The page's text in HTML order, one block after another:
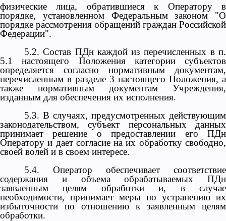
физические лица, обратившиеся к Операторув
порядке, установленном Федеральным законом "О
порядке рассмотрения обращений граждан Российской
Федерации".
5.2. Состав ПДн каждой из перечисленных в п.
5.1 настоящего Положения категории субъектов
определяется согласно нормативным документам,
перечисленным в разделе 3 настоящего Положения, а
также нормативным документам Учреждения,
изданным для обеспечения их исполнения.
5.3. В случаях, предусмотренных действующим
законодательством, субъект персональных данных
принимает решение о предоставлении его ПДн
Оператору и дает согласие на их обработку свободно,
своей волей и в своем интересе.
5.4. Оператор обеспечивает соответствие
содержания и объема обрабатываемых ПДн
заявленным целям обработки и, в случае
необходимости, принимает меры по устранению их
избыточности по отношению к заявленным целям
обработки.